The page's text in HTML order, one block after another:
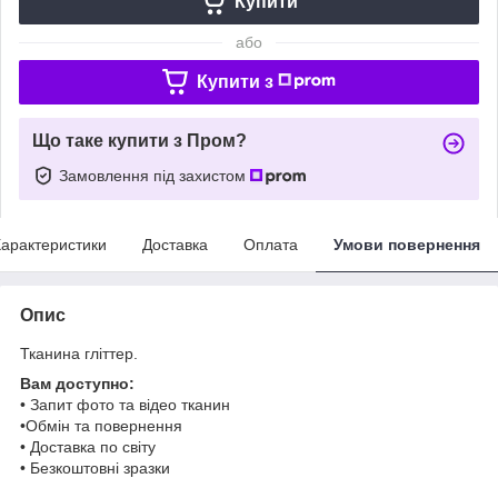
або
Купити з
Що таке купити з Пром?
Замовлення під захистом
Доставка Оплата Умови повернення
Опис
Тканина гліттер.
Вам доступно:
• Запит фото та відео тканин
•Обмін та повернення
• Доставка по світу
• Безкоштовні зразки